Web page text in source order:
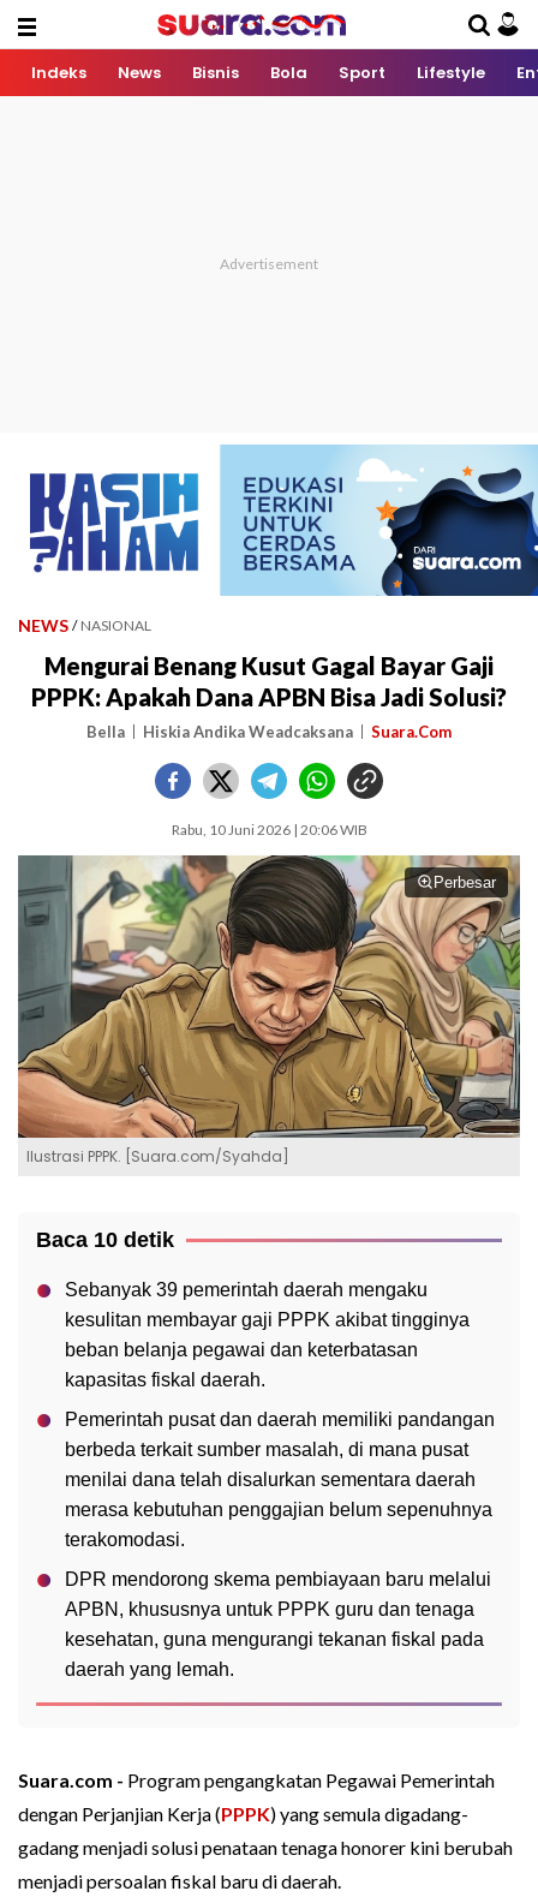
Indeks News Bisnis Bola Sport Lifestyle
NEWS / NASIONAL
Mengurai Benang Kusut Gagal Bayar Gaji
PPPK: Apakah Dana APBN Bisa Jadi Solusi?
Bella Hiskia Andika Weadcaksana Suara.Com
Rabu, 10 Juni 2026 | 20:06 WIB
Perbesar
Ilustrasi PPPK. [Suara.com/Syahda]
Baca 10 detik
Sebanyak 39 pemerintah daerah mengaku
kesulitan membayar gaji PPPK akibat tingginya
beban belanja pegawai dan keterbatasan
kapasitas fiskal daerah.
Pemerintah pusat dan daerah memiliki pandangan
berbeda terkait sumber masalah, di mana pusat
menilai dana telah disalurkan sementara daerah
merasa kebutuhan penggajian belum sepenuhnya
terakomodasi.
DPR mendorong skema pembiayaan baru melalui
APBN, khususnya untuk PPPK guru dan tenaga
kesehatan, guna mengurangi tekanan fiskal pada
daerah yang lemah.
Suara.com - Program pengangkatan Pegawai Pemerintah
dengan Perjanjian Kerja (PPPK) yang semula digadang-
gadang menjadi solusi penataan tenaga honorer kini berubah
menjadi persoalan fiskal baru di daerah.